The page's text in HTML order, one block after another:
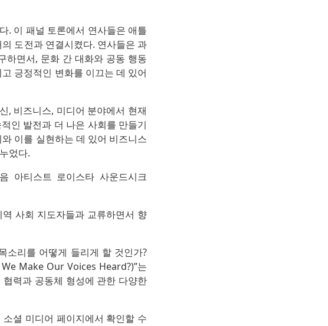
. 이 패널 토론에서 연사들은 애틀
도전과 연결시켰다. 연사들은 과
하면서, 문화 간 대화와 공동 행동
긍정적인 변화를 이끄는 데 있어
, 비즈니스, 미디어 분야에서 현재
인 발전과 더 나은 사회를 만들기
이를 실현하는 데 있어 비즈니스
었다.
아티스트 로이스타 사운드시크
사회 지도자들과 교류하면서 향
소리를 어떻게 들리게 할 것인가?
Make Our Voices Heard?)”는
력과 공동체 형성에 관한 다양한
셜 미디어 페이지에서 확인할 수